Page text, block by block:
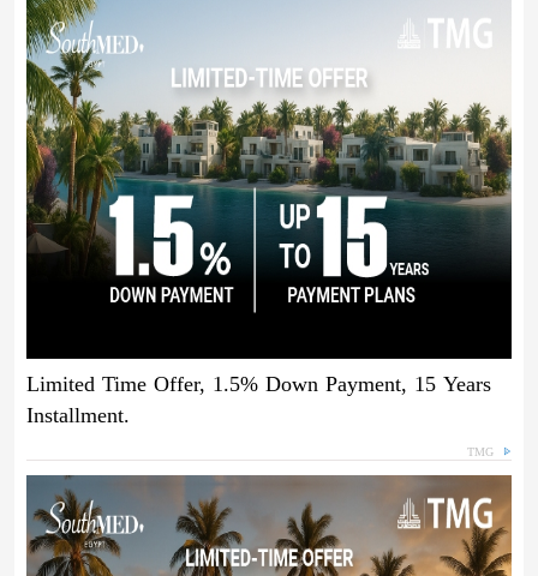
Limited Time Offer, 1.5% Down Payment, 15 Years
Installment.
TMG